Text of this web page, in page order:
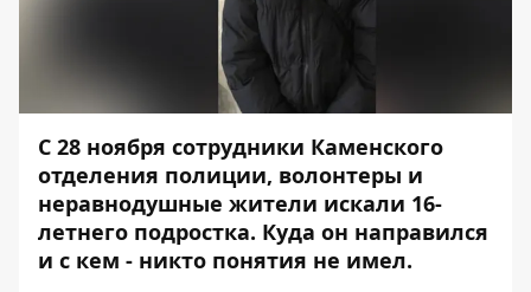
С 28 ноября сотрудники Каменского
отделения полиции, волонтеры и
неравнодушные жители искали 16-
летнего подростка. Куда он направился
и с кем - никто понятия не имел.